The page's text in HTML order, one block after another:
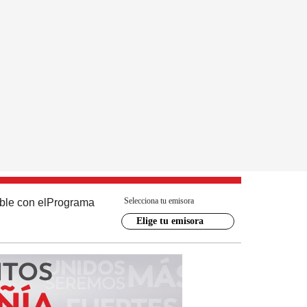
con el Programa Selecciona tu emisora
Elige tu emisora